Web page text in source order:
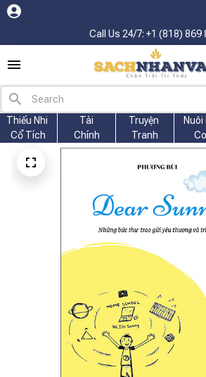
Call Us 24/7: +1 (818) 869
Thiếu Nhi
Cổ Tích
Tài
Chính
Truyện
Tranh
Nuôi